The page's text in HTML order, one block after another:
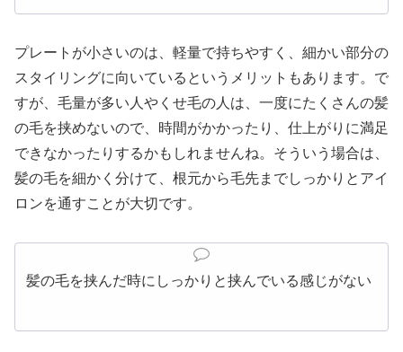
プレートが小さいのは、軽量で持ちやすく、細かい部分の
スタイリングに向いているというメリットもあります。で
すが、毛量が多い人やくせ毛の人は、一度にたくさんの髪
の毛を挟めないので、時間がかかったり、仕上がりに満足
できなかったりするかもしれませんね。そういう場合は、
髪の毛を細かく分けて、根元から毛先までしっかりとアイ
ロンを通すことが大切です。
髪の毛を挟んだ時にしっかりと挟んでいる感じがない